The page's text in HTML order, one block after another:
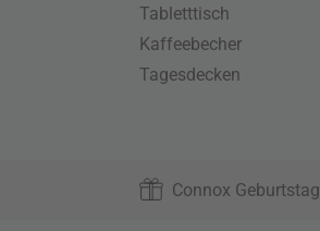
Tabletttisch
Kaffeebecher
Tagesdecken
Connox Geburtstag